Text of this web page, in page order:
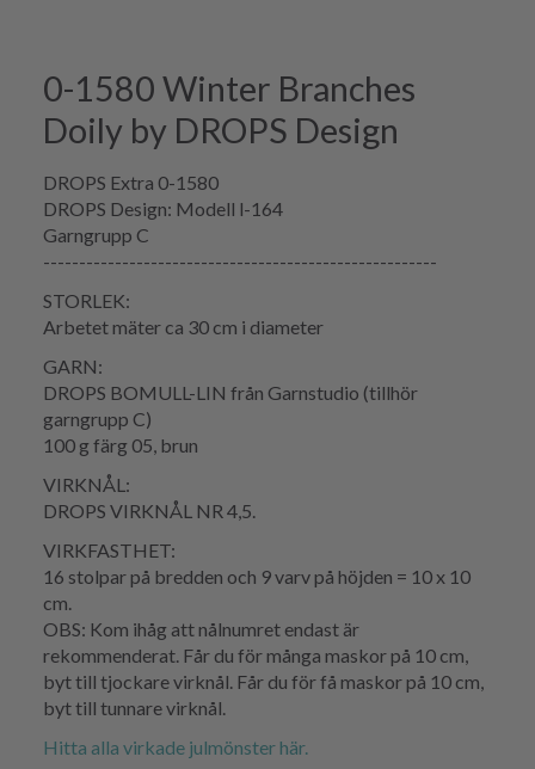
0-1580 Winter Branches
Doily by DROPS Design
DROPS Extra 0-1580
DROPS Design: Modell l-164
Garngrupp C
-------------------------------------------------------
STORLEK:
Arbetet mäter ca 30 cm i diameter
GARN:
DROPS BOMULL-LIN från Garnstudio (tillhör
garngrupp C)
100 g färg 05, brun
VIRKNÅL:
DROPS VIRKNÅL NR 4,5.
VIRKFASTHET:
16 stolpar på bredden och 9 varv på höjden = 10 x 10
cm.
OBS: Kom ihåg att nålnumret endast är
rekommenderat. Får du för många maskor på 10 cm,
byt till tjockare virknål. Får du för få maskor på 10 cm,
byt till tunnare virknål.
Hitta alla virkade julmönster här.